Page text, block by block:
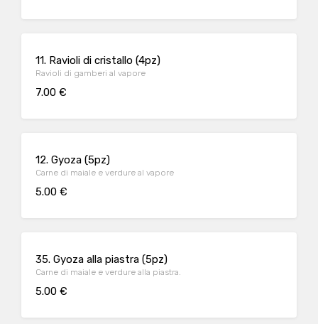
11. Ravioli di cristallo (4pz)
Ravioli di gamberi al vapore
7.00 €
12. Gyoza (5pz)
Carne di maiale e verdure al vapore
5.00 €
35. Gyoza alla piastra (5pz)
Carne di maiale e verdure alla piastra.
5.00 €